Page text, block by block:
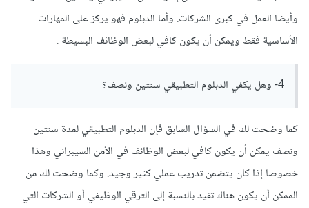
وأيضا العمل في كبرى الشركات. وأما الدبلوم فهو يركز على المهارات
الأساسية فقط ويمكن أن يكون كافي لبعض الوظائف البسيطة .
4- وهل يكفي الدبلوم التطبيقي سنتين ونصف؟
كما وضحت لك في السؤال السابق فإن الدبلوم التطبيقي لمدة سنتين
ونصف يمكن أن يكون كافي لبعض الوظائف في الأمن السيبراني وهذا
خصوصا إذا كان يتضمن تدريب عملي كثير وجيد. وكما وضحت لك من
الممكن أن يكون هناك تقيد بالنسبة إلى الترقي الوظيفي أو الشركات التي